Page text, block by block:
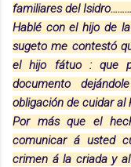
familiares del
Hablé con el hijo de
sugeto me contestó
el hijo fátuo : que
documento
obligación de cuidar al
Por más que el
comunicar á usted
crimen á la criada y